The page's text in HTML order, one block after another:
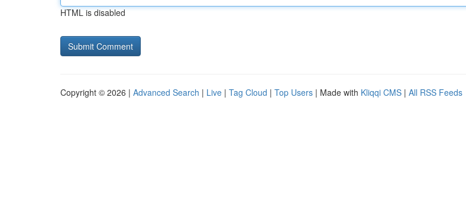
HTML is disabled
Copyright © 2026 | Advanced Search | Live | Tag Cloud | Top Users | Made with Kliqqi CMS | All RSS Feeds